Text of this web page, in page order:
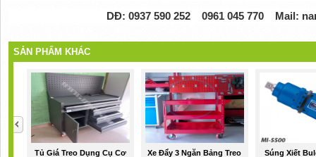
DĐ: 0937 590 252 0961 045 770 Mail:
SẢN PHẨM KHÁC
Tủ Giá Treo Dụng Cụ Cơ Xe Đẩy 3 Ngăn Bảng Treo Súng Xiết